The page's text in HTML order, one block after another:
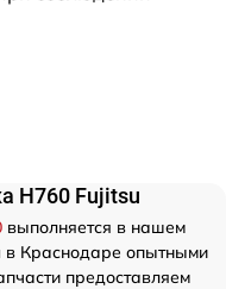
H760 Fujitsu
выполняется в нашем
в Краснодаре опытными
предоставляем